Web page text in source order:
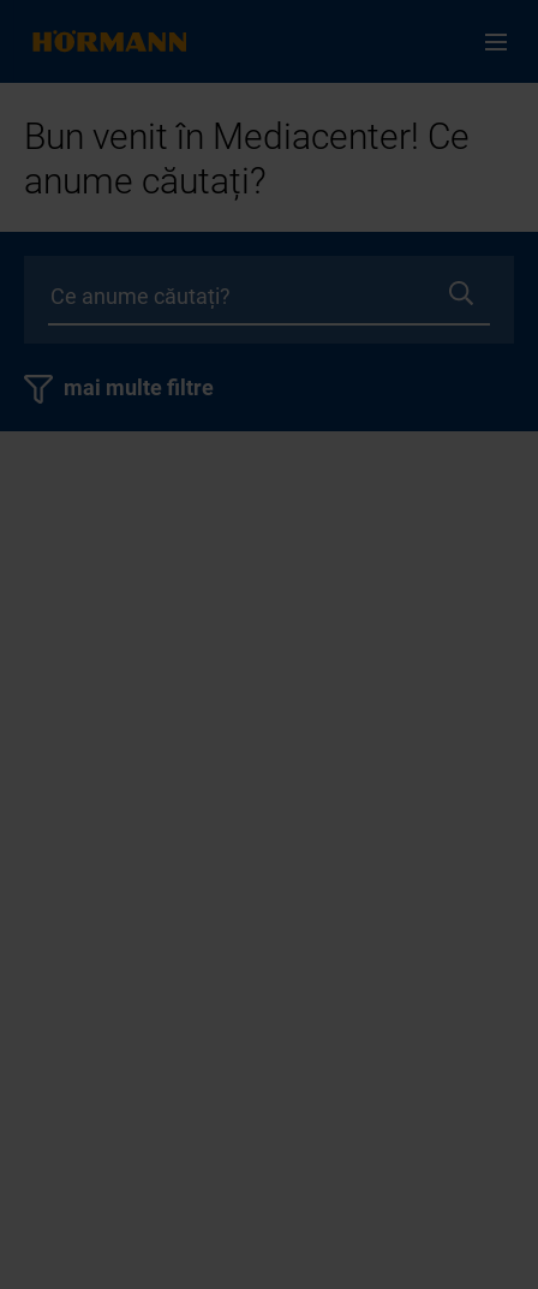
Bun venit în Mediacenter! Ce
anume căutați?
mai multe filtre